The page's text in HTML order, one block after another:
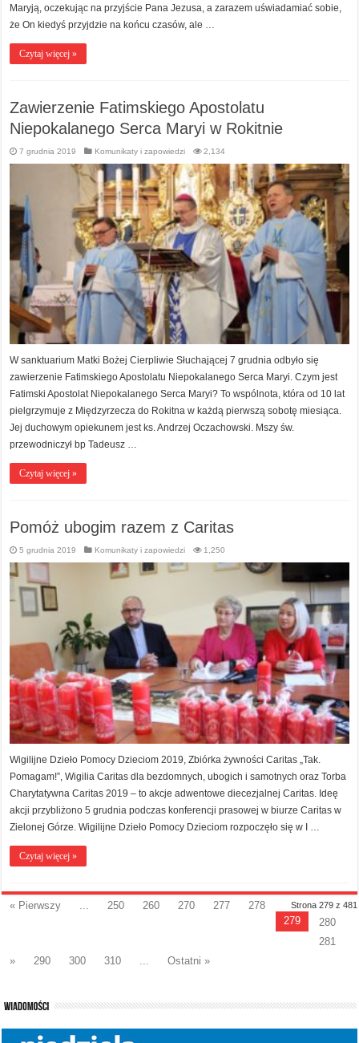
Maryją, oczekując na przyjście Pana Jezusa, a zarazem uświadamiać sobie,
że On kiedyś przyjdzie na końcu czasów, ale …
Czytaj więcej »
Zawierzenie Fatimskiego Apostolatu
Niepokalanego Serca Maryi w Rokitnie
7 grudnia 2019 Komunikaty i zapowiedzi 2,134
W sanktuarium Matki Bożej Cierpliwie Słuchającej 7 grudnia odbyło się
zawierzenie Fatimskiego Apostolatu Niepokalanego Serca Maryi. Czym jest
Fatimski Apostolat Niepokalanego Serca Maryi? To wspólnota, która od 10 lat
pielgrzymuje z Międzyrzecza do Rokitna w każdą pierwszą sobotę miesiąca.
Jej duchowym opiekunem jest ks. Andrzej Oczachowski. Mszy św.
przewodniczył bp Tadeusz …
Czytaj więcej »
Pomóż ubogim razem z Caritas
5 grudnia 2019 Komunikaty i zapowiedzi 1,250
Wigilijne Dzieło Pomocy Dzieciom 2019, Zbiórka żywności Caritas „Tak.
Pomagam!”, Wigilia Caritas dla bezdomnych, ubogich i samotnych oraz Torba
Charytatywna Caritas 2019 – to akcje adwentowe diecezjalnej Caritas. Ideę
akcji przybliżono 5 grudnia podczas konferencji prasowej w biurze Caritas w
Zielonej Górze. Wigilijne Dzieło Pomocy Dzieciom rozpoczęło się w I …
Czytaj więcej »
Strona 279 z 481
« Pierwszy 250 260 270 277
278
279
280
281
»
290 300 310 Ostatni »